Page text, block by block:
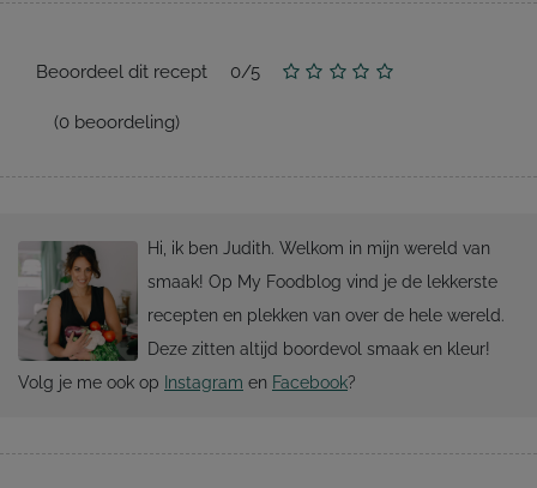
Beoordeel dit recept 0/5
(0 beoordeling)
Hi, ik ben Judith. Welkom in mijn wereld van
smaak! Op My Foodblog vind je de lekkerste
recepten en plekken van over de hele wereld.
Deze zitten altijd boordevol smaak en kleur!
Volg je me ook op Instagram en Facebook?